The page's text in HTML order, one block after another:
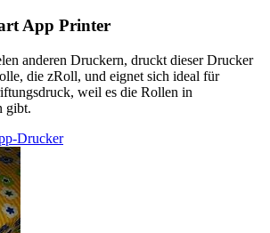
App Printer
anderen Druckern, druckt dieser Drucker
die zRoll, und eignet sich ideal für
weil es die Rollen in
gibt.
Drucker